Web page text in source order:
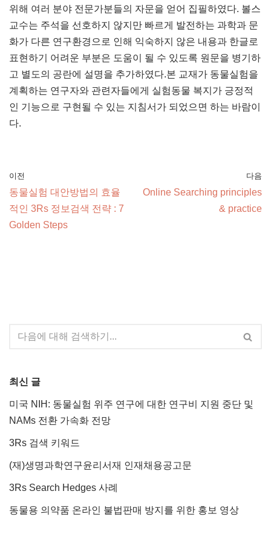
위해 여러 분야 전문가분들의 자문을 얻어 집필하였다. 볼스
교수는 주석을 선호하지 않지만 빠르게 발전하는 과학과 문
화가 다른 연구환경으로 인해 익숙하지 않은 내용과 한글로
표현하기 어려운 부분은 도움이 될 수 있도록 원문을 병기하
고 별도의 공란에 설명을 추가하였다.본 교재가 동물실험을
계획하는 연구자와 관련자들에게 실험동물 복지가 긍정적
인 기능으로 구현될 수 있는 지침서가 되었으면 하는 바람이
다.
이전
동물실험 대안방법의 효율
적인 3Rs 정보검색 전략 : 7
Golden Steps
다음
Online Searching principles
& practice
최신 글
미국 NIH: 동물실험 위주 연구에 대한 연구비 지원 중단 및
NAMs 전환 가속화 전망
3Rs 검색 키워드
(재)생명과학연구윤리서재 인재채용공고문
3Rs Search Hedges 사례
동물용 의약품 온라인 불법판매 방지를 위한 홍보 영상